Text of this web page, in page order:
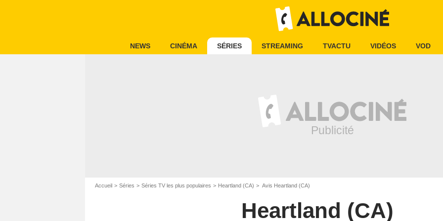
NEWS CINÉMA SÉRIES STREAMING TVACTU VIDÉOS VOD
Accueil Séries Séries TV les plus populaires Heartland (CA) Avis Heartland (CA)
Heartland (CA)